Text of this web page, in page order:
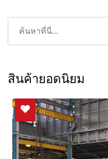
สินค้ายอดนิยม